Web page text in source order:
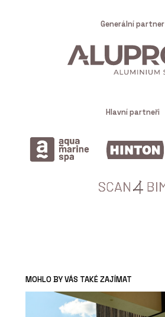
Generální partner
Hlavní partneři
MOHLO BY VÁS TAKÉ ZAJÍMAT